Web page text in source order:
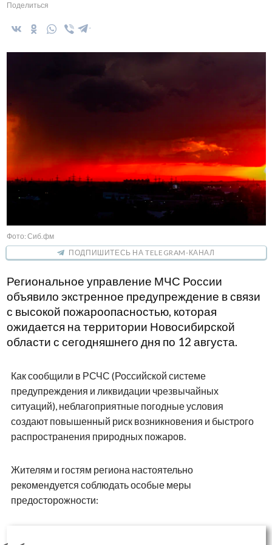
Поделиться
Фото: Сиб.фм
ПОДПИШИТЕСЬ НА TELEGRAM-КАНАЛ
Региональное управление МЧС России
объявило экстренное предупреждение в связи
с высокой пожароопасностью, которая
ожидается на территории Новосибирской
области с сегодняшнего дня по 12 августа.
Как сообщили в РСЧС (Российской системе
предупреждения и ликвидации чрезвычайных
ситуаций), неблагоприятные погодные условия
создают повышенный риск возникновения и быстрого
распространения природных пожаров.
Жителям и гостям региона настоятельно
рекомендуется соблюдать особые меры
предосторожности: